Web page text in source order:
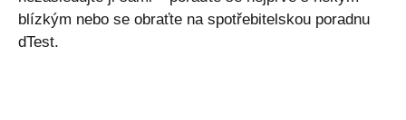
blízkým nebo se obraťte na spotřebitelskou poradnu
dTest.